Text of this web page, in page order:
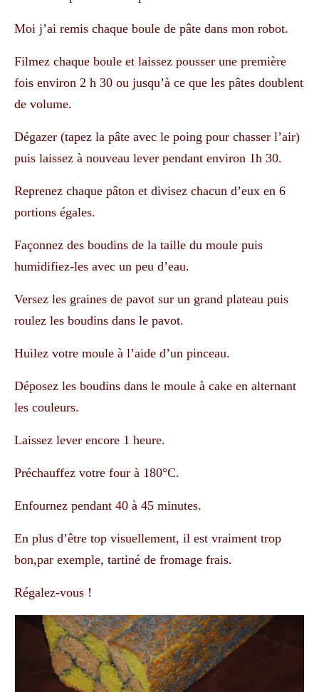
Moi j’ai remis chaque boule de pâte dans mon robot.
Filmez chaque boule et laissez pousser une première
fois environ 2 h 30 ou jusqu’à ce que les pâtes doublent
de volume.
Dégazer (tapez la pâte avec le poing pour chasser l’air)
puis laissez à nouveau lever pendant environ 1h 30.
Reprenez chaque pâton et divisez chacun d’eux en 6
portions égales.
Façonnez des boudins de la taille du moule puis
humidifiez-les avec un peu d’eau.
Versez les graines de pavot sur un grand plateau puis
roulez les boudins dans le pavot.
Huilez votre moule à l’aide d’un pinceau.
Déposez les boudins dans le moule à cake en alternant
les couleurs.
Laissez lever encore 1 heure.
Préchauffez votre four à 180°C.
Enfournez pendant 40 à 45 minutes.
En plus d’être top visuellement, il est vraiment trop
bon,par exemple, tartiné de fromage frais.
Régalez-vous !